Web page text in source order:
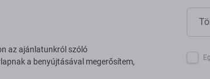
az ajánlatunkról szóló
a benyújtásával megerősítem,